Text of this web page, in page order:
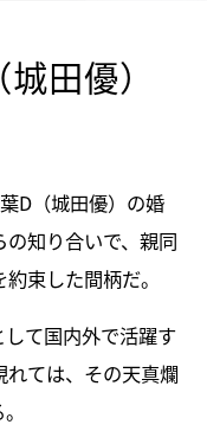
田優）
D（城田優）の婚
知り合いで、親同
束した間柄だ。
て国内外で活躍す
ては、その天真爛